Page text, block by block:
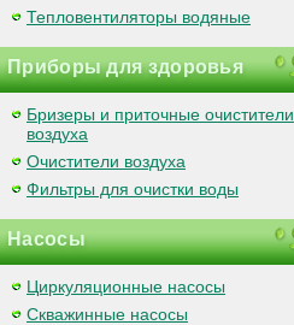
Тепловентиляторы водяные
Приборы для здоровья
Бризеры и приточные очистители
воздуха
Очистители воздуха
Фильтры для очистки воды
Насосы
Циркуляционные насосы
Скважинные насосы